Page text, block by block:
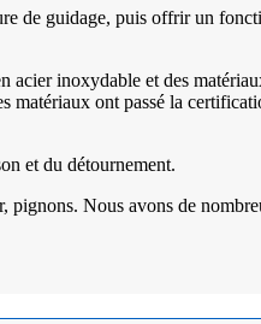
de guidage, puis offrir un
acier inoxydable et des
matériaux ont passé la
et du détournement.
pignons. Nous avons de